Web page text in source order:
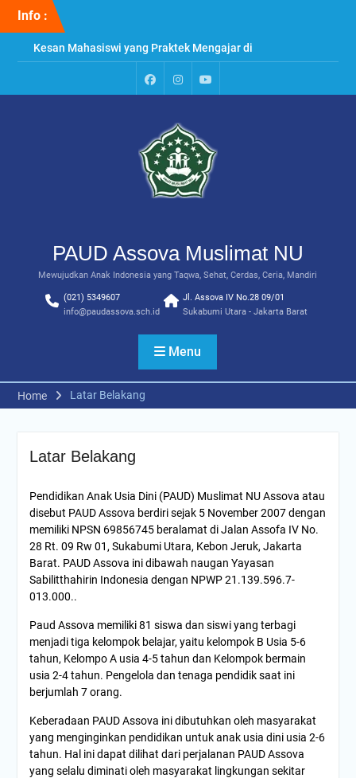
Info :
Kesan Mahasiswi yang Praktek Mengajar di
PAUD Assova
Penyuluhan & Perawatan Gigi di PAUD Assova
Muslimat NU
PaudInstagram
Youtube
PAUD Assova Muslimat NU
Mewujudkan Anak Indonesia yang Taqwa, Sehat, Cerdas, Ceria, Mandiri
(021) 5349607
info@paudassova.sch.id
Jl. Assova IV No.28 09/01
Sukabumi Utara - Jakarta Barat
Menu
Home Latar Belakang
Latar Belakang
Pendidikan Anak Usia Dini (PAUD) Muslimat NU Assova atau
disebut PAUD Assova berdiri sejak 5 November 2007 dengan
memiliki NPSN 69856745 beralamat di Jalan Assofa IV No.
28 Rt. 09 Rw 01, Sukabumi Utara, Kebon Jeruk, Jakarta
Barat. PAUD Assova ini dibawah naugan Yayasan
Sabilitthahirin Indonesia dengan NPWP 21.139.596.7-
013.000..
Paud Assova memiliki 81 siswa dan siswi yang terbagi
menjadi tiga kelompok belajar, yaitu kelompok B Usia 5-6
tahun, Kelompo A usia 4-5 tahun dan Kelompok bermain
usia 2-4 tahun. Pengelola dan tenaga pendidik saat ini
berjumlah 7 orang.
Keberadaan PAUD Assova ini dibutuhkan oleh masyarakat
yang menginginkan pendidikan untuk anak usia dini usia 2-6
tahun. Hal ini dapat dilihat dari perjalanan PAUD Assova
yang selalu diminati oleh masyarakat lingkungan sekitar